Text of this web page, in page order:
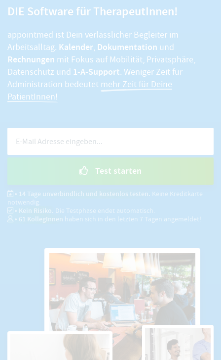
DIE Software für TherapeutInnen!
appointmed ist Dein verlässlicher Begleiter im
Arbeitsalltag. Kalender, Dokumentation und
Rechnungen mit Fokus auf Mobilität, Privatsphäre,
Datenschutz und 1-A-Support. Weniger Zeit für
Administration bedeutet mehr Zeit für Deine
PatientInnen!
Test starten
• 14 Tage unverbindlich und kostenlos testen. Keine Kreditkarte
notwendig.
• Kein Risiko. Die Testphase endet automatisch.
• 61 KollegInnen haben sich in den letzten 7 Tagen angemeldet!